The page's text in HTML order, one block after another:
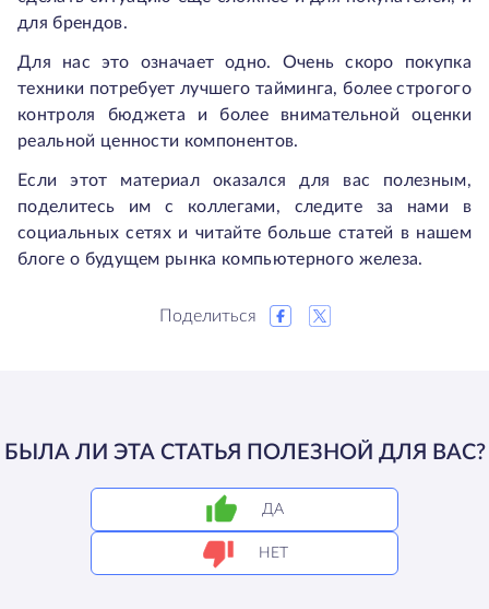
для брендов.
Для нас это означает одно. Очень скоро покупка
техники потребует лучшего тайминга, более строгого
контроля бюджета и более внимательной оценки
реальной ценности компонентов.
Если этот материал оказался для вас полезным,
поделитесь им с коллегами, следите за нами в
социальных сетях и читайте больше статей в нашем
блоге о будущем рынка компьютерного железа.
Поделиться
БЫЛА ЛИ ЭТА СТАТЬЯ ПОЛЕЗНОЙ ДЛЯ ВАС?
ДА
НЕТ